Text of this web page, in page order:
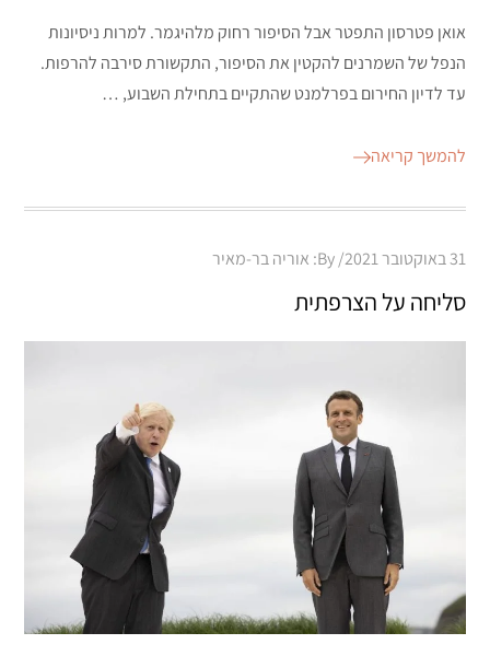
אואן פטרסון התפטר אבל הסיפור רחוק מלהיגמר. למרות ניסיונות
הנפל של השמרנים להקטין את הסיפור, התקשורת סירבה להרפות.
עד לדיון החירום בפרלמנט שהתקיים בתחילת השבוע, …
להמשך קריאה
Posted
31 באוקטובר 2021 By: אוריה בר-מאיר
סליחה על הצרפתית